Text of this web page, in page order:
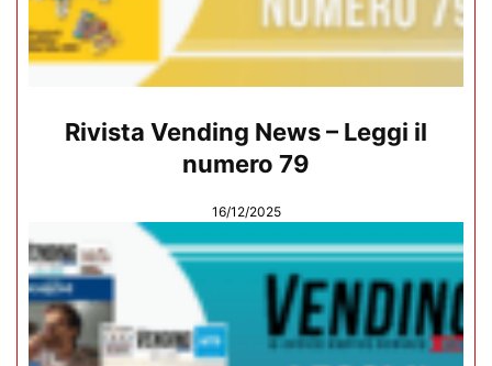
Rivista Vending News – Leggi il
numero 79
16/12/2025